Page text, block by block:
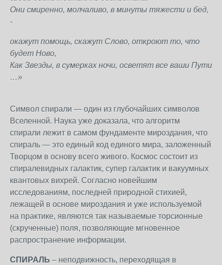
Они смиренно, молчаливо, в минуты тяжести и бед,
-
окажут помощь, скажут Слово, откроют то, что
будет Ново,
Как Звезды, в сумерках ночи, осветят все ваши Пути
…»
Символ спирали — один из глубочайших символов
Вселенной. Наука уже доказала, что алгоритм
спирали лежит в самом фундаменте мироздания, что
спираль — это единый код единого мира, заложенный
Творцом в основу всего живого. Космос состоит из
спиралевидных галактик, супер галактик и вакуумных
квантовых вихрей. Согласно новейшим
исследованиям, последней природной стихией,
лежащей в основе мироздания и уже используемой
на практике, являются так называемые торсионные
(скрученные) поля, позволяющие мгновенное
распространение информации.
СПИРАЛЬ – неподвижность, переходящая в